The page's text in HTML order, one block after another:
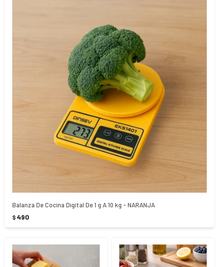
Balanza De Cocina Digital De 1 g A 10 kg - NARANJA
$ 490